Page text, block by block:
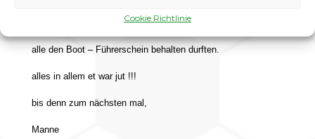
Cookie Richtlinie
alle den Boot – Führerschein behalten durften.
alles in allem et war jut !!!
bis denn zum nächsten mal,
Manne